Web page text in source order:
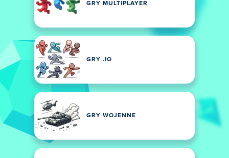
GRY MULTIPLAYER
GRY .IO
GRY WOJENNE